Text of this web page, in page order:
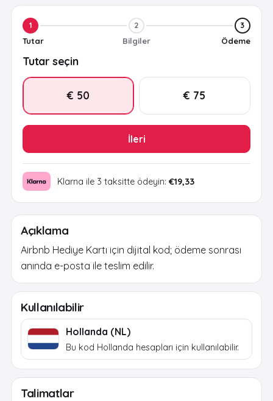
1
Tutar
2
Bilgiler
3
Ödeme
Tutar seçin
€ 50 € 75
İleri
Klarna ile 3 taksitte ödeyin: €19,33
Açıklama
Airbnb Hediye Kartı için dijital kod; ödeme sonrası
anında e-posta ile teslim edilir.
Kullanılabilir
Hollanda (NL)
Bu kod Hollanda hesapları için kullanılabilir.
Talimatlar